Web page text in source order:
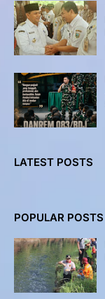
LATEST POSTS
POPULAR POSTS